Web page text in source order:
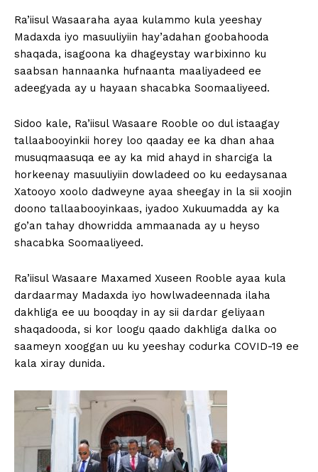
Ra’iisul Wasaaraha ayaa kulammo kula yeeshay
Madaxda iyo masuuliyiin hay’adahan goobahooda
shaqada, isagoona ka dhageystay warbixinno ku
saabsan hannaanka hufnaanta maaliyadeed ee
adeegyada ay u hayaan shacabka Soomaaliyeed.
Sidoo kale, Ra’iisul Wasaare Rooble oo dul istaagay
tallaabooyinkii horey loo qaaday ee ka dhan ahaa
musuqmaasuqa ee ay ka mid ahayd in sharciga la
horkeenay masuuliyiin dowladeed oo ku eedaysanaa
Xatooyo xoolo dadweyne ayaa sheegay in la sii xoojin
doono tallaabooyinkaas, iyadoo Xukuumadda ay ka
go’an tahay dhowridda ammaanada ay u heyso
shacabka Soomaaliyeed.
Ra’iisul Wasaare Maxamed Xuseen Rooble ayaa kula
dardaarmay Madaxda iyo howlwadeennada ilaha
dakhliga ee uu booqday in ay sii dardar geliyaan
shaqadooda, si kor loogu qaado dakhliga dalka oo
saameyn xooggan uu ku yeeshay codurka COVID-19 ee
kala xiray dunida.